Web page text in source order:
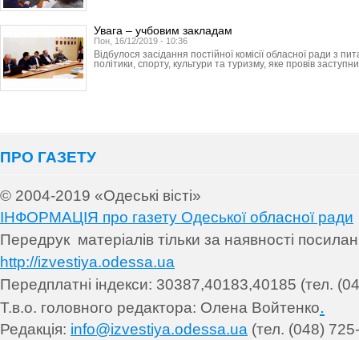
Увага – учбовим закладам
Пон, 16/12/2019 - 10:36
Відбулося засідання постійної комісії обласної ради з
політики, спорту, культури та туризму, яке провів
ПРО ГАЗЕТУ
© 2004-2019 «Одеські вісті»
ІНФОРМАЦІЯ про газету Одеської обласної ради
Передрук матеріалів тільки за наявності
http://izvestiya.odessa.ua
Передплатні індекси: 30387,40183,40185 (тел.
Т.в.о. головного редактора: Олена Войтенко.
Редакція: info@izvestiya.odessa.ua (тел. (048)